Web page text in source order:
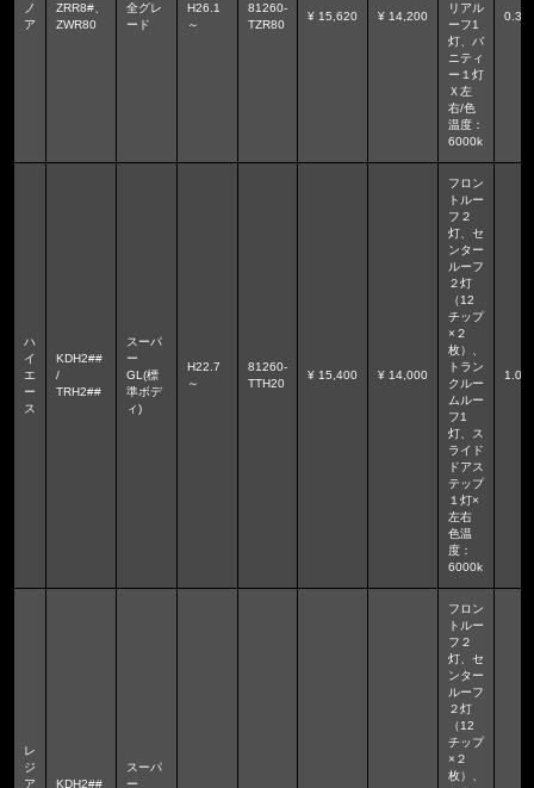
ノ
ア
ZRR8#、
ZWR80
全グレ
ード
H26.1
～
81260-
TZR80
¥ 15,620 ¥ 14,200
リアル
ーフ1
灯、バ
ニティ
ー１灯
Ｘ左
右/色
温度：
6000k
0.3
ハ
イ
エ
ー
ス
KDH2##
/
TRH2##
スーパ
ー
GL(標
準ボデ
ィ)
H22.7
～
81260-
TTH20
¥ 15,400 ¥ 14,000
フロン
トルー
フ２
灯、セ
ンター
ルーフ
２灯
（12
チップ
×２
枚）、
トラン
クルー
ムルー
フ1
灯、ス
ライド
ドアス
テップ
１灯×
左右
色温
度：
6000k
1.0
レ
ジ
ア
KDH2##
スーパ
ー
フロン
トルー
フ２
灯、セ
ンター
ルーフ
２灯
（12
チップ
×２
枚）、